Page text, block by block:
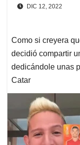
DIC 12, 2022
Como si creyera
decidió compartir
dedicándole unas
Catar